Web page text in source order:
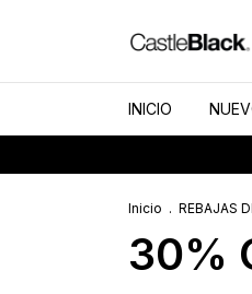
INICIO
Inicio . REBAJAS
30%